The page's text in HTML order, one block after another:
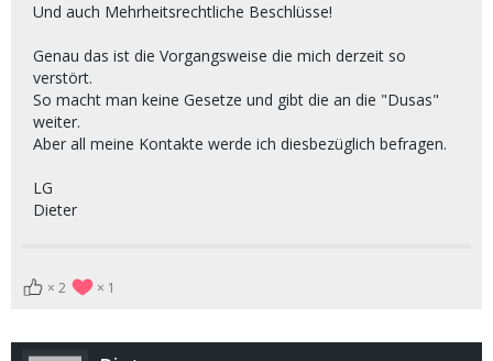
Und auch Mehrheitsrechtliche Beschlüsse!
Genau das ist die Vorgangsweise die mich derzeit so
verstört.
So macht man keine Gesetze und gibt die an die "Dusas"
weiter.
Aber all meine Kontakte werde ich diesbezüglich befragen.
LG
Dieter
2 1